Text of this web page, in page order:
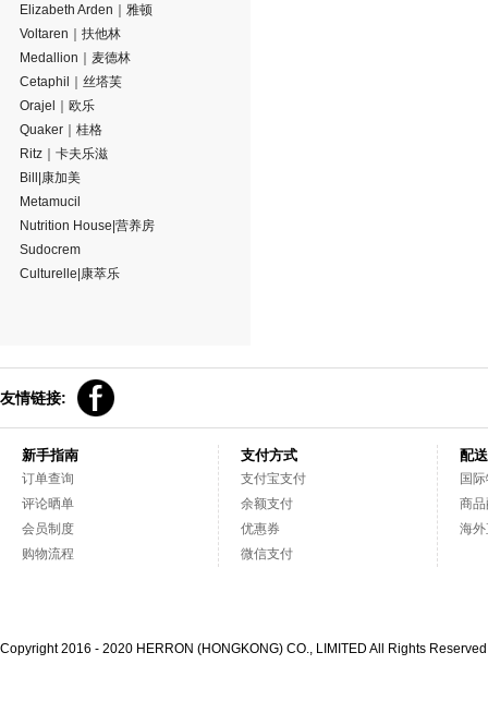
Elizabeth Arden｜雅顿
Voltaren｜扶他林
Medallion｜麦德林
Cetaphil｜丝塔芙
Orajel｜欧乐
Quaker｜桂格
Ritz｜卡夫乐滋
Bill|康加美
Metamucil
Nutrition House|营养房
Sudocrem
Culturelle|康萃乐
友情链接:
新手指南
订单查询
评论晒单
会员制度
购物流程
支付方式
支付宝支付
余额支付
优惠券
微信支付
配
国
商
海
Copyright 2016 - 2020 HERRON (HONGKONG) CO., LIMITED All Rights